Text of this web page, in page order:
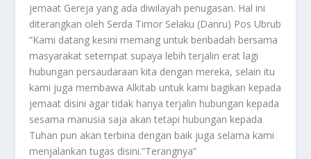
jemaat Gereja yang ada diwilayah penugasan. Hal ini
diterangkan oleh Serda Timor Selaku (Danru) Pos Ubrub
“Kami datang kesini memang untuk beribadah bersama
masyarakat setempat supaya lebih terjalin erat lagi
hubungan persaudaraan kita dengan mereka, selain itu
kami juga membawa Alkitab untuk kami bagikan kepada
jemaat disini agar tidak hanya terjalin hubungan kepada
sesama manusia saja akan tetapi hubungan kepada
Tuhan pun akan terbina dengan baik juga selama kami
menjalankan tugas disini.”Terangnya”